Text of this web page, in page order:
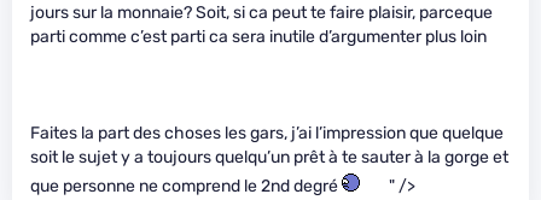
jours sur la monnaie? Soit, si ca peut te faire plaisir, parceque
parti comme c’est parti ca sera inutile d’argumenter plus loin
Faites la part des choses les gars, j’ai l’impression que quelque
soit le sujet y a toujours quelqu’un prêt à te sauter à la gorge et
que personne ne comprend le 2nd degré
" />